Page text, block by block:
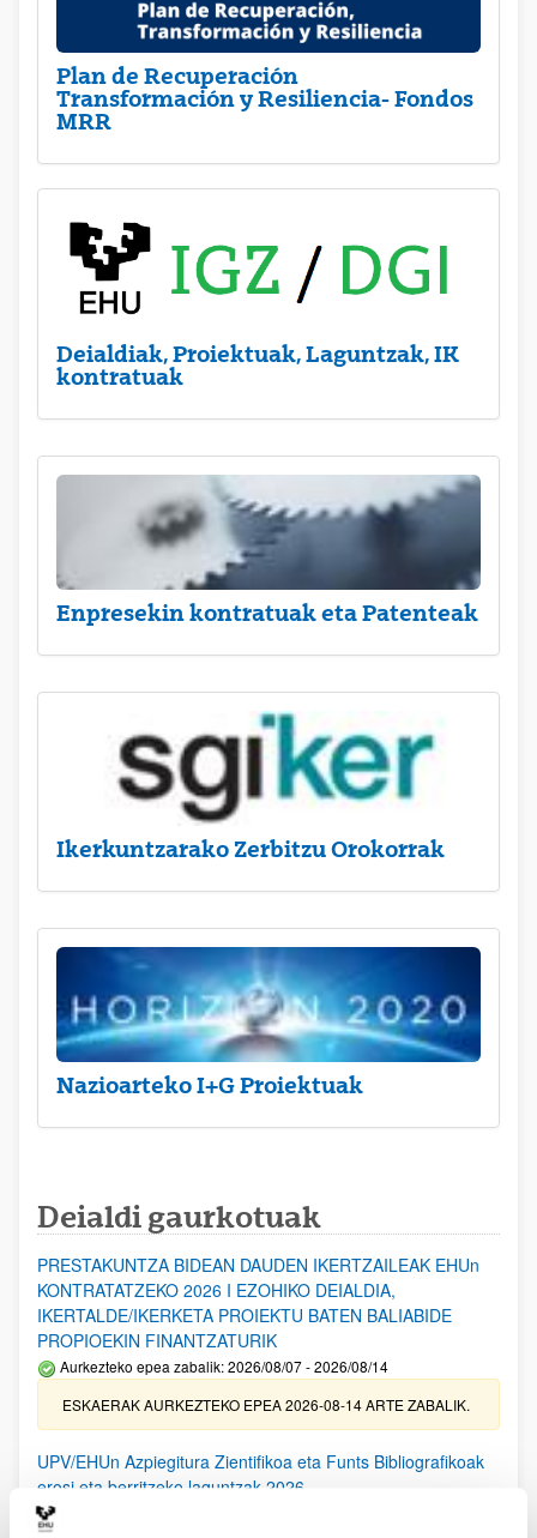
Plan de Recuperación
Transformación y Resiliencia- Fondos
MRR
Deialdiak, Proiektuak, Laguntzak, IK
kontratuak
Enpresekin kontratuak eta Patenteak
Ikerkuntzarako Zerbitzu Orokorrak
Nazioarteko I+G Proiektuak
Deialdi gaurkotuak
PRESTAKUNTZA BIDEAN DAUDEN IKERTZAILEAK EHUn
KONTRATATZEKO 2026 I EZOHIKO DEIALDIA,
IKERTALDE/IKERKETA PROIEKTU BATEN BALIABIDE
PROPIOEKIN FINANTZATURIK
Aurkezteko epea zabalik: 2026/08/07 - 2026/08/14
ESKAERAK AURKEZTEKO EPEA 2026-08-14 ARTE ZABALIK.
UPV/EHUn Azpiegitura Zientifikoa eta Funts Bibliografikoak
erosi eta berritzeko laguntzak 2026